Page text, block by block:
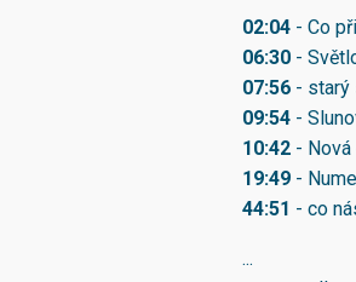
02:04 - Co
06:30 -
07:56 - starý
09:54 -
10:42 -
19:49 -
44:51 - co
...